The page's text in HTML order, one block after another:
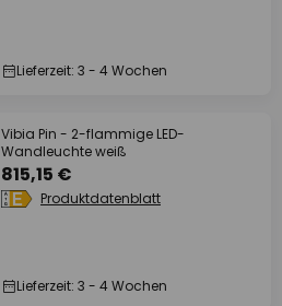
Lieferzeit: 3 - 4 Wochen
Vibia Pin - 2-flammige LED-
Wandleuchte weiß
815,15 €
Produktdatenblatt
Lieferzeit: 3 - 4 Wochen